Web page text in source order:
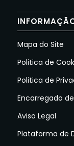
Mapa do Site
Politica de
Politica de
Encarregado
Aviso Legal
Plataforma de